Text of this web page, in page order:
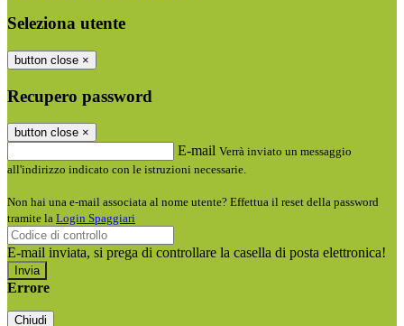
Seleziona utente
button close ×
Recupero password
button close ×
E-mail Verrà inviato un messaggio
all'indirizzo indicato con le istruzioni necessarie.
Non hai una e-mail associata al nome utente? Effettua il reset della password
tramite la Login Spaggiari
E-mail inviata, si prega di controllare la casella di posta elettronica!
Errore
Chiudi